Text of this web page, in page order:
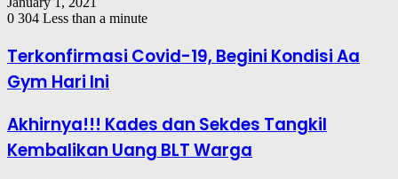
0 304 Less than a minute
Terkonfirmasi Covid-19, Begini Kondisi Aa
Gym Hari Ini
Akhirnya!!! Kades dan Sekdes Tangkil
Kembalikan Uang BLT Warga